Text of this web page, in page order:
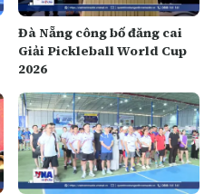
Đà Nẵng công bố đăng cai
Giải Pickleball World Cup
2026